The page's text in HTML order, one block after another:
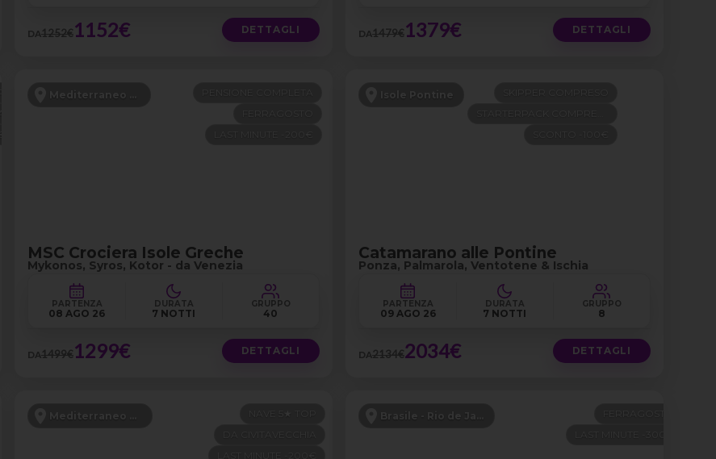
DA1252€1152€ DETTAGLI DA1479€1379€ DETTAGLI
Mediterraneo Orientale
MSC Crociera Isole Greche
Mykonos, Syros, Kotor - da Venezia
PARTENZA
08 AGO 26
DURATA
7 NOTTI
GRUPPO
40
DA1499€1299€ DETTAGLI
Isole Pontine
Catamarano alle Pontine
Ponza, Palmarola, Ventotene & Ischia
PARTENZA
09 AGO 26
DURATA
7 NOTTI
GRUPPO
8
DA2134€2034€ DETTAGLI
Mediterraneo Occidentale Brasile - Rio de Janeiro e Buzios